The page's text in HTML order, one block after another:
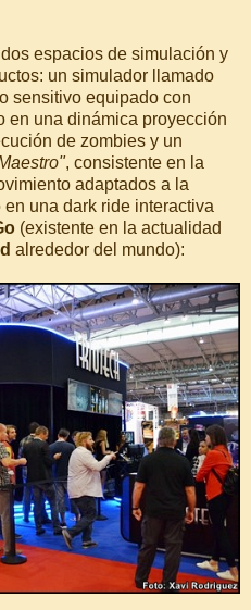
espacios de simulación y
un simulador llamado
sensitivo equipado con
en una dinámica proyección
de zombies y un
, consistente en la
adaptados a la
una dark ride interactiva
(existente en la actualidad
alrededor del mundo):